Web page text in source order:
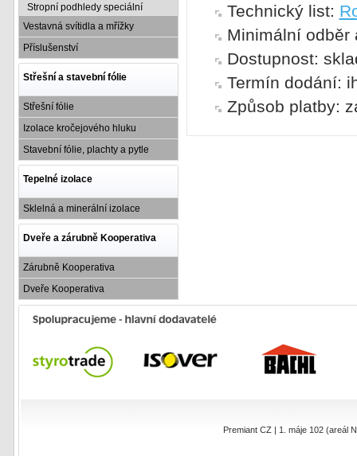
Stropní podhledy speciální
Vestavná svítidla a mřížky
Příslušenství
Střešní a stavební fólie
Střešní fólie
Izolace kročejového hluku
Stavební fólie, plachty a pytle
Tepelné izolace
Sklelná a minerální izolace
Dveře a zárubně Kooperativa
Zárubně Kooperativa
Dveře Kooperativa
Technický list:
Minimální odběr
Dostupnost:
Termín dodání:
Způsob platby:
Premiant CZ | 1. máje 102 (areál